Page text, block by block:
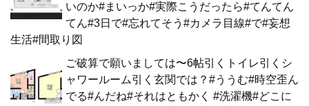
いのか#まいっか#実際こうだったら#てんてん
てん#3日で#忘れてそう#カメラ目線#で#妄想
生活#間取り図
ご破算で願いましては〜6帖引くトイレ引くシ
ャワールーム引く玄関では？#ううむ#時空歪ん
でる#んだね#それはともかく #洗濯機#どこに